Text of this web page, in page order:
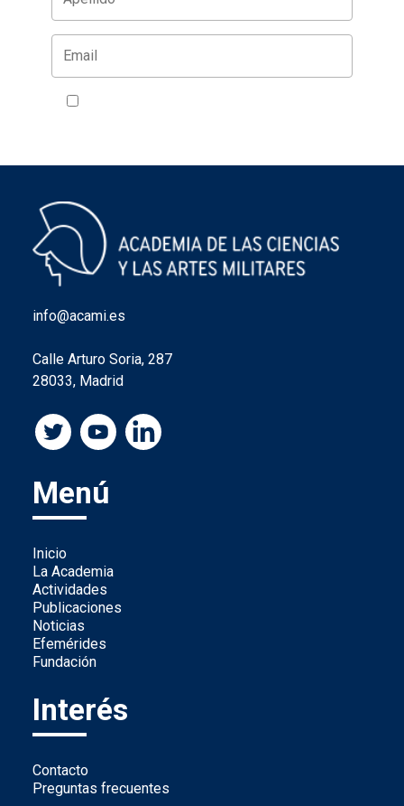
info@acami.es
Calle Arturo Soria, 287
28033, Madrid
Menú
Inicio
La Academia
Actividades
Publicaciones
Noticias
Efemérides
Fundación
Interés
Contacto
Preguntas frecuentes